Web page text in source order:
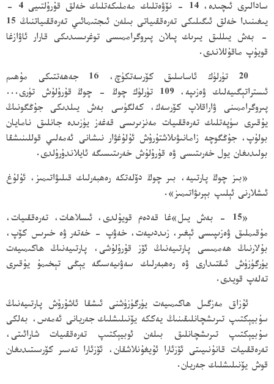
سادالىرى ئىچىدە، 14 - نۆۋەتلىك مەملىكەتلىك خەلق قۇرۇلتىيى 4 -
يىغىنىدا خەلق ئىگىلىكى تەرەققىياتى بىلەن ئىجتىمائىي تەرەققىياتنىڭ 15
- بەش يىللىق يىرىك پىلان پىروگراممىسى توغرىسىدىكى قارار ئاۋازغا
قويۇپ ماقۇللاندى.
20 تۈرلۈك ئاساسلىق كۆرسەتكۈچ، 16 جەھەتتىكى مۇھىم
ئىستراتېگىيەلىك ۋەزىپە، 109 تۈرلۈك چوڭ - چوڭ قۇرۇلۇش تۈرى...
پىروگراممىنى ۋاراقلاپ كۆرسەك، كەلگۈسى بەش يىلدىكى جۇڭگونىڭ
يۇقىرى سۈپەتلىك تەرەققىيات مەنزىرىسى قەغەز يۈزىدە جانلىق نامايان
بولۇپ، جۇڭگوچە زامانىۋىلاشتۇرۇش ئۇلۇغۋار نىشانى ئەمەلىي قوللىنىشقا
بولىدىغان يول خەرىتىسى ۋە قۇرۇلۇش خەرىتىسىگە ئايلاندۇرۇلدى.
«بىز چوڭ پارتىيە، بىر چوڭ دۆلەتكە رەھبەرلىك قىلىۋاتىمىز، ئۇلۇغ
ئىشلارنى ئېلىپ بېرىۋاتىمىز».
«15 - بەش يىل»غا قەدەم قويۇلدى، ئىسلاھات، تەرەققىيات،
مۇقىملىق ۋەزىپىسى ئېغىر، زىددىيەت، خەۋپ - خەتەر ۋە خىرىس كۆپ،
بۇلارنىڭ ھەممىسى پارتىيەنىڭ ئۆز قۇرۇلۇشى، پارتىيەنىڭ ھاكىمىيەت
يۈرگۈزۈش ئىقتىدارى ۋە رەھبەرلىك سەۋىيەسىگە يېڭى تېخىمۇ يۇقىرى
تەلەپ قويدى.
ئۇزاق مەزگىل ھاكىمىيەت يۈرگۈزۈشنى ئىشقا ئاشۇرۇش پارتىيەنىڭ
سۇبيېكتىپ تىرىشچانلىقىنىڭ يەككە يۆنىلىشلىك جەريانى ئەمەس، بەلكى
سۇبيېكتىپ تىرىشچانلىق بىلەن ئوبيېكتىپ تەرەققىيات شارائىتى،
تەرەققىيات قانۇنىيىتى ئۆزئارا ئۇيغۇنلاشقان، ئۆزئارا تەسىر كۆرسىتىدىغان
قوش يۆنىلىشلىك جەريان.